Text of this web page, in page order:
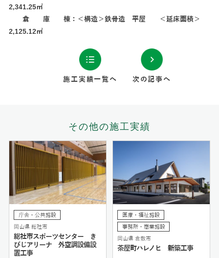
2,341.25㎡
倉 庫 棟：＜構造＞鉄骨造 平屋 ＜延床面積＞
2,125.12㎡
施工実績一覧へ 次の記事へ
その他の施工実績
庁舎・公共施設
岡山県 総社市
総社市スポーツセンター き
びじアリーナ 外空調設備設
置工事
医療・福祉施設
事務所・商業施設
岡山県 倉敷市
茶屋町ハレノヒ 新築工事